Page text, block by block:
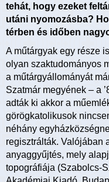
tehát, hogy ezeket
utáni nyomozásba?
térben és időben
A műtárgyak egy része
olyan szaktudományos
a műtárgyállományát
Szatmár megyének – a
adták ki akkor a
görögkatolikusok
néhány
regisztrálták. Valójában
anyaggyűjtés, mely
topográfiája (Szabolcs-